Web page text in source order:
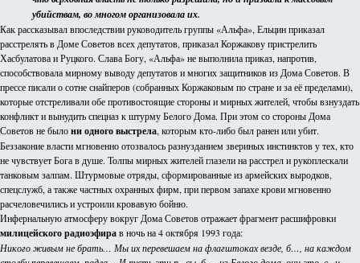
убийствам, во многом организовала их.
Как рассказывал впоследствии руководитель группы «Альфа», Ельцин приказал
расстрелять в Доме Советов всех депутатов, приказал Коржакову пристрелить
Хасбулатова и Руцкого. Слава Богу, «Альфа» не выполнила приказ, напротив,
способствовала мирному выводу депутатов и многих защитников из Дома Советов. В
прессе писали о сотне снайперов (собранных Коржаковым по стране и за её пределами),
которые отстреливали обе противостоящие стороны и мирных жителей, чтобы взнуздать
конфликт и вынудить спецназ к штурму Белого Дома. При этом со стороны Дома
Советов не былони одного выстрела, которым кто-либо был ранен или убит.
Беззаконие власти мгновенно отозвалось разнузданием звериных инстинктов у тех, кто
не чувствует Бога в душе. Толпы мирных жителей глазели на расстрел и рукоплескали
танковым залпам. Штурмовые отряды, сформированные из армейских выродков,
спецслужб, а также частных охранных фирм, при первом запахе крови мгновенно
расчеловечились и устроили кровавую бойню.
Инфернальную атмосферу вокруг Дома Советов отражает фрагмент расшифровки
милицейского радиоэфирав ночь на 4 октября 1993 года:
Никого живым не брать… Мы их перевешаем на флагштоках везде, б…, на каждом